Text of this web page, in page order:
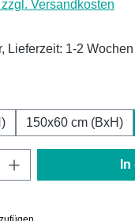
Versandkosten
Lieferzeit: 1-2 Wochen
150x60 cm (BxH)
Gib den